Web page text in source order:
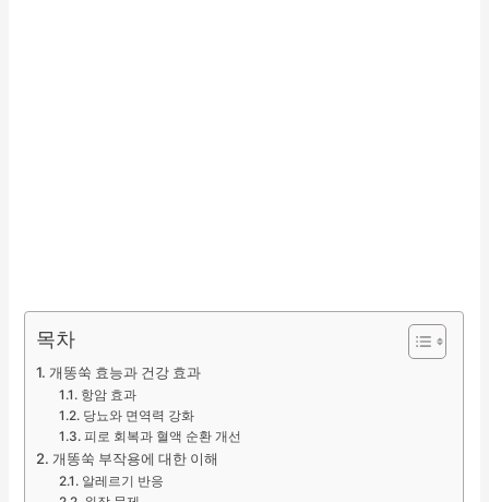
목차
개똥쑥 효능과 건강 효과
항암 효과
당뇨와 면역력 강화
피로 회복과 혈액 순환 개선
개똥쑥 부작용에 대한 이해
알레르기 반응